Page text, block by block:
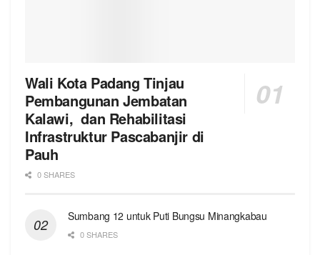
Wali Kota Padang Tinjau
Pembangunan Jembatan
Kalawi, dan Rehabilitasi
Infrastruktur Pascabanjir di
Pauh
0 SHARES
Sumbang 12 untuk Puti Bungsu Minangkabau
0 SHARES